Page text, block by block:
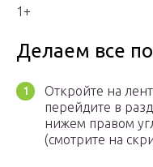
1+
Делаем все
Откройте на
перейдите в
нижем правом
(смотрите на